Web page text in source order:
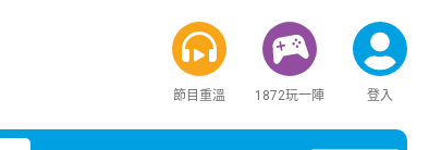
節目重溫 1872玩一陣 登入